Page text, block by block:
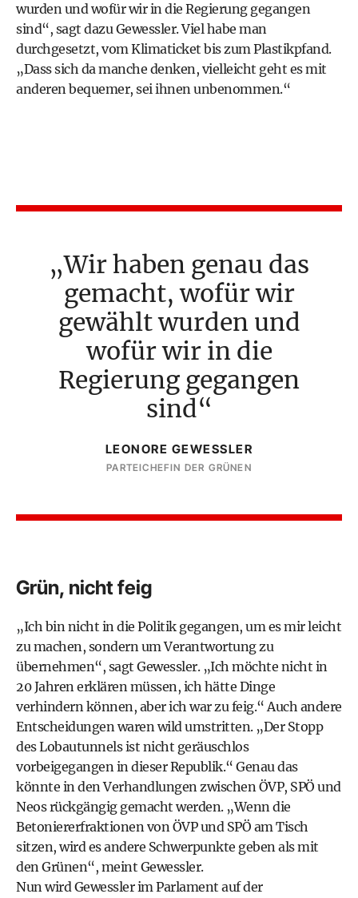
wurden und wofür wir in die Regierung gegangen
sind“, sagt dazu Gewessler. Viel habe man
durchgesetzt, vom Klimaticket bis zum Plastikpfand.
„Dass sich da manche denken, vielleicht geht es mit
anderen bequemer, sei ihnen unbenommen.“
Wir haben genau das
gemacht, wofür wir
gewählt wurden und
wofür wir in die
Regierung gegangen
sind
LEONORE GEWESSLER
PARTEICHEFIN DER GRÜNEN
Grün, nicht feig
„Ich bin nicht in die Politik gegangen, um es mir leicht
zu machen, sondern um Verantwortung zu
übernehmen“, sagt Gewessler. „Ich möchte nicht in
20 Jahren erklären müssen, ich hätte Dinge
verhindern können, aber ich war zu feig.“ Auch andere
Entscheidungen waren wild umstritten. „Der Stopp
des Lobautunnels ist nicht geräuschlos
vorbeigegangen in dieser Republik.“ Genau das
könnte in den Verhandlungen zwischen ÖVP, SPÖ und
Neos rückgängig gemacht werden. „Wenn die
Betoniererfraktionen von ÖVP und SPÖ am Tisch
sitzen, wird es andere Schwerpunkte geben als mit
den Grünen“, meint Gewessler.
Nun wird Gewessler im Parlament auf der